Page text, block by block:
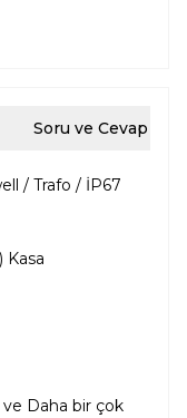
Soru ve Cevap
/ Trafo / İP67
Kasa
Daha bir çok